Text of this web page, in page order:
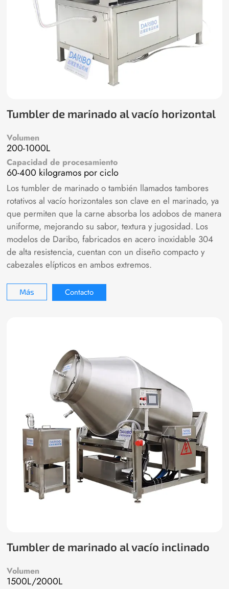
Tumbler de marinado al vacío horizontal
Volumen
200-1000L
Capacidad de procesamiento
60-400 kilogramos por ciclo
Los tumbler de marinado o también llamados tambores
rotativos al vacío horizontales son clave en el marinado, ya
que permiten que la carne absorba los adobos de manera
uniforme, mejorando su sabor, textura y jugosidad. Los
modelos de Daribo, fabricados en acero inoxidable 304
de alta resistencia, cuentan con un diseño compacto y
cabezales elípticos en ambos extremos.
Más Contacto
Tumbler de marinado al vacío inclinado
Volumen
1500L/2000L